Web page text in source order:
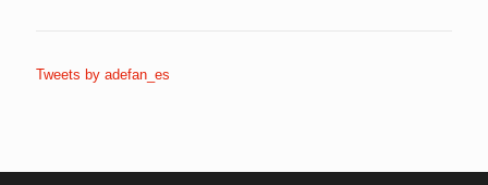
Tweets by adefan_es